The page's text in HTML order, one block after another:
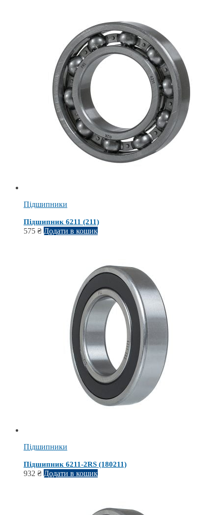
Підшипники
Підшипник 6211 (211)
575 ₴ Додати в кошик
Підшипники
Підшипник 6211-2RS (180211)
932 ₴ Додати в кошик